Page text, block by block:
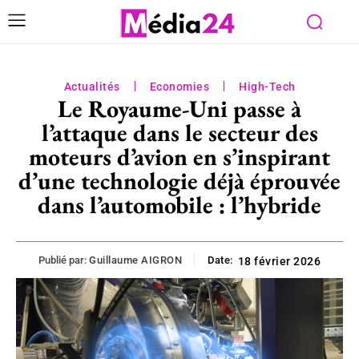
Actualités Economies High-Tech
Le Royaume-Uni passe à
l’attaque dans le secteur des
moteurs d’avion en s’inspirant
d’une technologie déjà éprouvée
dans l’automobile : l’hybride
Publié par: Guillaume AIGRON Date: 18 février 2026